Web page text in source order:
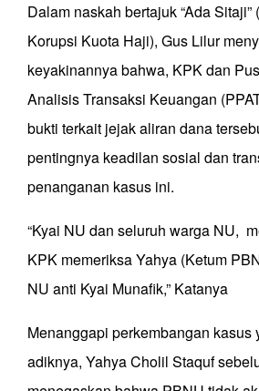
Dalam naskah bertajuk “Ada
Korupsi Kuota Haji), Gus Lilur
keyakinannya bahwa, KPK dan
Analisis Transaksi Keuangan
bukti terkait jejak aliran dana
pentingnya keadilan sosial dan
penanganan kasus ini.
“Kyai NU dan seluruh warga NU,
KPK memeriksa Yahya (Ketum
NU anti Kyai Munafik,” Katanya
Menanggapi perkembangan kasus
adiknya, Yahya Cholil Staquf